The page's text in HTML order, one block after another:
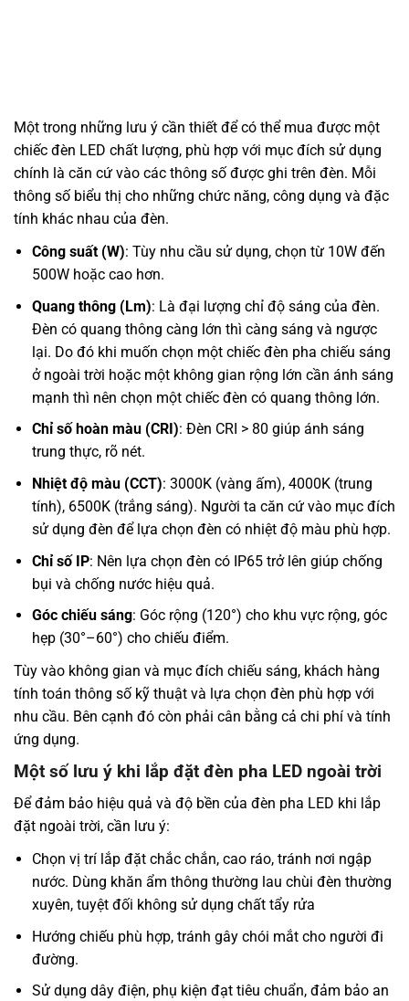
Một trong những lưu ý cần thiết để có thể mua được một
chiếc đèn LED chất lượng, phù hợp với mục đích sử dụng
chính là căn cứ vào các thông số được ghi trên đèn. Mỗi
thông số biểu thị cho những chức năng, công dụng và đặc
tính khác nhau của đèn.
Công suất (W): Tùy nhu cầu sử dụng, chọn từ 10W đến
500W hoặc cao hơn.
Quang thông (Lm): Là đại lượng chỉ độ sáng của đèn.
Đèn có quang thông càng lớn thì càng sáng và ngược
lại. Do đó khi muốn chọn một chiếc đèn pha chiếu sáng
ở ngoài trời hoặc một không gian rộng lớn cần ánh sáng
mạnh thì nên chọn một chiếc đèn có quang thông lớn.
Chỉ số hoàn màu (CRI): Đèn CRI > 80 giúp ánh sáng
trung thực, rõ nét.
Nhiệt độ màu (CCT): 3000K (vàng ấm), 4000K (trung
tính), 6500K (trắng sáng). Người ta căn cứ vào mục đích
sử dụng đèn để lựa chọn đèn có nhiệt độ màu phù hợp.
Chỉ số IP: Nên lựa chọn đèn có IP65 trở lên giúp chống
bụi và chống nước hiệu quả.
Góc chiếu sáng: Góc rộng (120°) cho khu vực rộng, góc
hẹp (30°–60°) cho chiếu điểm.
Tùy vào không gian và mục đích chiếu sáng, khách hàng
tính toán thông số kỹ thuật và lựa chọn đèn phù hợp với
nhu cầu. Bên cạnh đó còn phải cân bằng cả chi phí và tính
ứng dụng.
Một số lưu ý khi lắp đặt đèn pha LED ngoài trời
Để đảm bảo hiệu quả và độ bền của đèn pha LED khi lắp
đặt ngoài trời, cần lưu ý:
Chọn vị trí lắp đặt chắc chắn, cao ráo, tránh nơi ngập
nước. Dùng khăn ẩm thông thường lau chùi đèn thường
xuyên, tuyệt đối không sử dụng chất tẩy rửa
Hướng chiếu phù hợp, tránh gây chói mắt cho người đi
đường.
Sử dụng dây điện, phụ kiện đạt tiêu chuẩn, đảm bảo an